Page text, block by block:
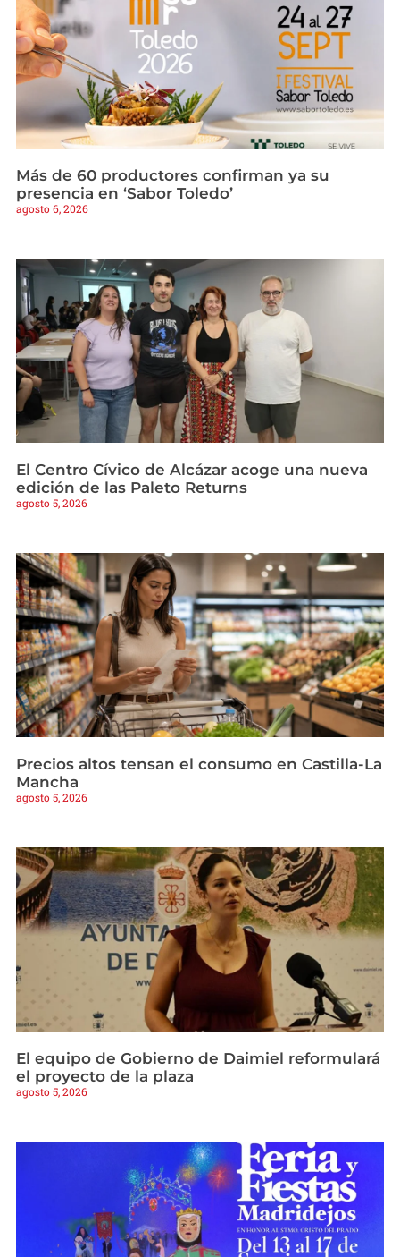
Más de 60 productores confirman ya su
presencia en ‘Sabor Toledo’
agosto 6, 2026
El Centro Cívico de Alcázar acoge una nueva
edición de las Paleto Returns
agosto 5, 2026
Precios altos tensan el consumo en Castilla-La
Mancha
agosto 5, 2026
El equipo de Gobierno de Daimiel reformulará
el proyecto de la plaza
agosto 5, 2026